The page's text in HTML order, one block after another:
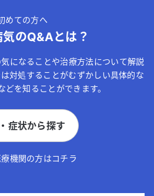
めての方へ
のQ&Aとは？
になることや治療方法について解説
対処することがむずかしい具体的な
どを知ることができます。
症状から探す
機関の方はコチラ